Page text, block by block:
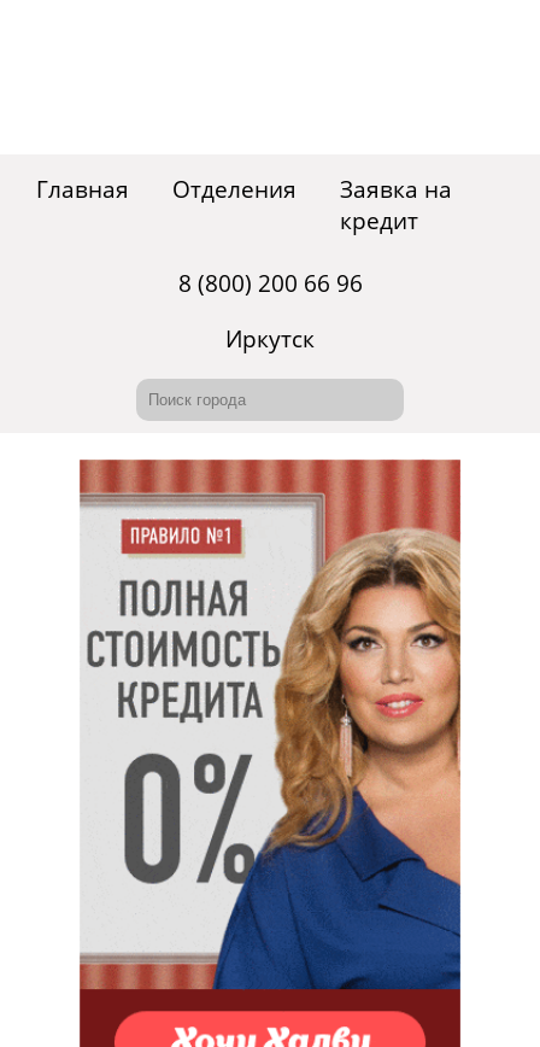
Главная Отделения
Заявка на
кредит
8 (800) 200 66 96
Иркутск